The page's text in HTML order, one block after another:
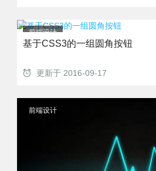
前端设计
基于CSS3的一组圆角按钮
更新于 2016-09-17
前端设计